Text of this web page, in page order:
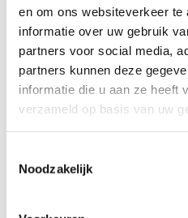
en om ons websiteverkeer
informatie over uw gebruik
partners voor social media,
partners kunnen deze
informatie die u aan ze heeft
verzameld op basis van uw
Noodzakelijk